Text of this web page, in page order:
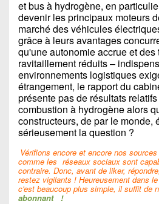
et bus à hydrogène, en
devenir les principaux moteurs
marché des véhicules
grâce à leurs avantages
qu'une autonomie accrue et des
ravitaillement réduits –
environnements logistiques
étrangement, le rapport du
présente pas de résultats
combustion à hydrogène alors
constructeurs, de par le monde,
sérieusement la question ?
Vérifions encore et encore nos
comme les réseaux sociaux sont
contraire. Donc, avant de liker,
restez vigilants ! Heureusement dans
c'est beaucoup plus simple, il suffit de
abonnant !